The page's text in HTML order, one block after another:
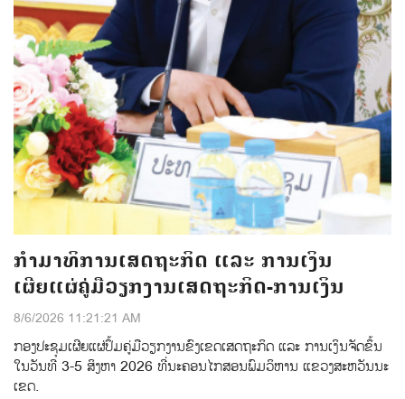
ກຳມາທິການເສດຖະກິດ ແລະ ການເງິນ
ເຜີຍແຜ່ຄູ່ມືວຽກງານເສດຖະກິດ-ການເງິນ
8/6/2026 11:21:21 AM
ກອງປະຊຸມເຜີຍແຜ່ປຶ້ມຄູ່ມືວຽກງານຂົງເຂດເສດຖະກິດ ແລະ ການເງິນຈັດຂຶ້ນ
ໃນວັນທີ 3-5 ສິງຫາ 2026 ທີ່ນະຄອນໄກສອນພົມວິຫານ ແຂວງສະຫວັນນະ
ເຂດ.